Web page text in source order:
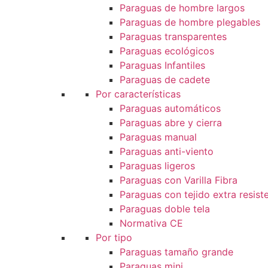
Paraguas de hombre largos
Paraguas de hombre plegables
Paraguas transparentes
Paraguas ecológicos
Paraguas Infantiles
Paraguas de cadete
Por características
Paraguas automáticos
Paraguas abre y cierra
Paraguas manual
Paraguas anti-viento
Paraguas ligeros
Paraguas con Varilla Fibra
Paraguas con tejido extra
Paraguas doble tela
Normativa CE
Por tipo
Paraguas tamaño grande